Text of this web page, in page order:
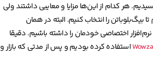
هر کدام از این‌ها مزایا و معایبی داشتند ولی
را انتخاب کنیم. البته در همان
اختصاصی خودمان را داشته باشیم. دقیقا
Wowzaاستفاده کرده بودیم و پس از مدتی که بازار و